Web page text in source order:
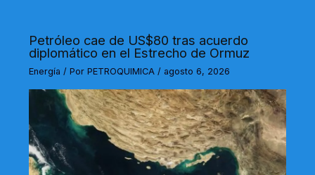
Petróleo cae de US$80 tras acuerdo
diplomático en el Estrecho de Ormuz
Energía / PorPETROQUIMICA / agosto 6, 2026